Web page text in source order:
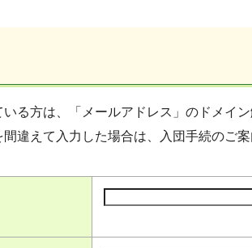
る方は、「メールアドレス」のドメイ
違えて入力した場合は、入団手続のご